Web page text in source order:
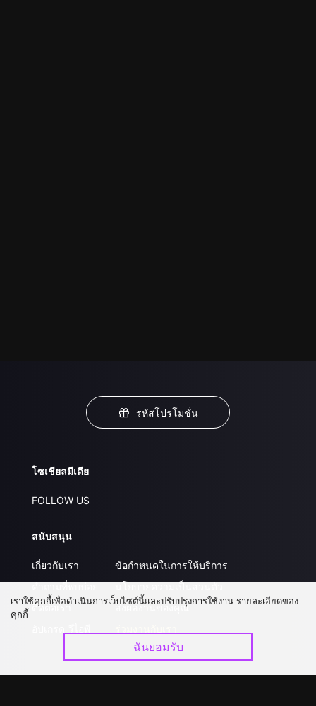
รหัสโปรโมชั่น
โซเชียลมีเดีย
FOLLOW US
สนับสนุน
เกี่ยวกับเรา
ติดต่อเรา
ข้อกำหนดในการให้บริการ
ส่งผลงานของคุณ
เราใช้คุกกี้เพื่อดำเนินการเว็บไซต์นี้และปรับปรุงการใช้งาน รายละเอียดของ
คุกกี้
ฉันยอมรับ